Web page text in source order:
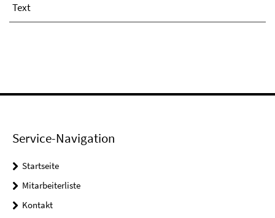
Text
Service-Navigation
Startseite
Mitarbeiterliste
Kontakt